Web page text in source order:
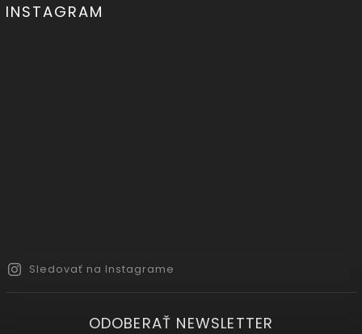
INSTAGRAM
Sledovať na Instagrame
ODOBERAŤ NEWSLETTER